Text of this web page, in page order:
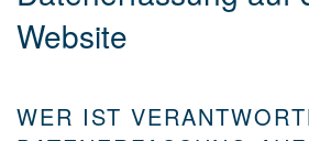
Website
WER IST